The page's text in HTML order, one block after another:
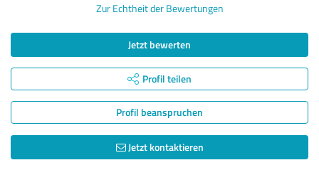
Zur Echtheit der Bewertungen
Jetzt bewerten
Profil teilen
Profil beanspruchen
Jetzt kontaktieren